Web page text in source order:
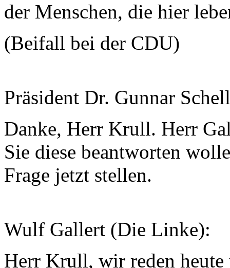
der Menschen, die hier
(Beifall bei der CDU)
Präsident Dr. Gunnar
Danke, Herr Krull. Herr
Sie diese beantworten
Frage jetzt stellen.
Wulf Gallert (Die Linke):
Herr Krull, wir reden heute